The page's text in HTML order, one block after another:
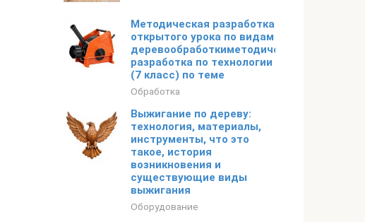
Методическая разработка
открытого урока по видам
деревообработкиметодическая
разработка по технологии
(7 класс) по теме
Обработка
Выжигание по дереву:
технология, материалы,
инструменты, что это
такое, история
возникновения и
существующие виды
выжигания
Оборудование